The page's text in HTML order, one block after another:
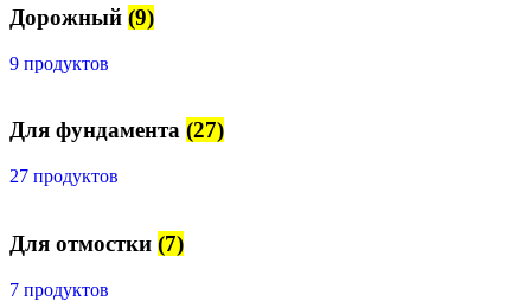
Дорожный (9)
9 продуктов
Для фундамента (27)
27 продуктов
Для отмостки (7)
7 продуктов